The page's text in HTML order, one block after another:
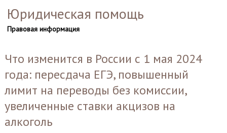
Юридическая помощь
Правовая информация
Что изменится в России с 1 мая 2024
года: пересдача ЕГЭ, повышенный
лимит на переводы без комиссии,
увеличенные ставки акцизов на
алкоголь